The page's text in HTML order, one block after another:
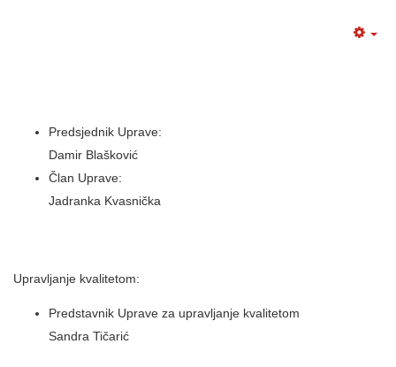
Predsjednik Uprave:
Damir Blašković
Član Uprave:
Jadranka Kvasnička
Upravljanje kvalitetom:
Predstavnik Uprave za upravljanje kvalitetom
Sandra Tičarić